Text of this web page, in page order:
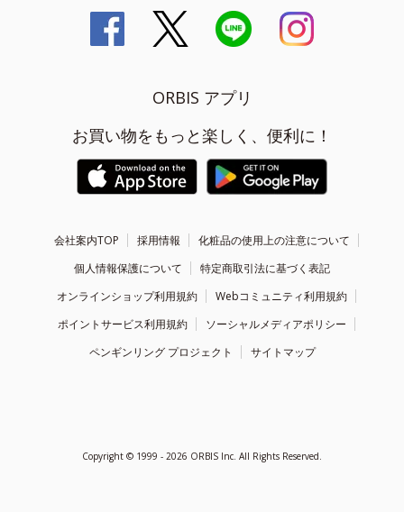
ORBIS アプリ
お買い物をもっと楽しく、便利に！
会社案内TOP 採用情報
化粧品の使用上の注意について
個人情報保護について
特定商取引法に基づく表記
オンラインショップ利用規約
Webコミュニティ利用規約
ポイントサービス利用規約
ソーシャルメディアポリシー
ペンギンリング プロジェクト
サイトマップ
Copyright © 1999 - 2026 ORBIS Inc. All Rights Reserved.